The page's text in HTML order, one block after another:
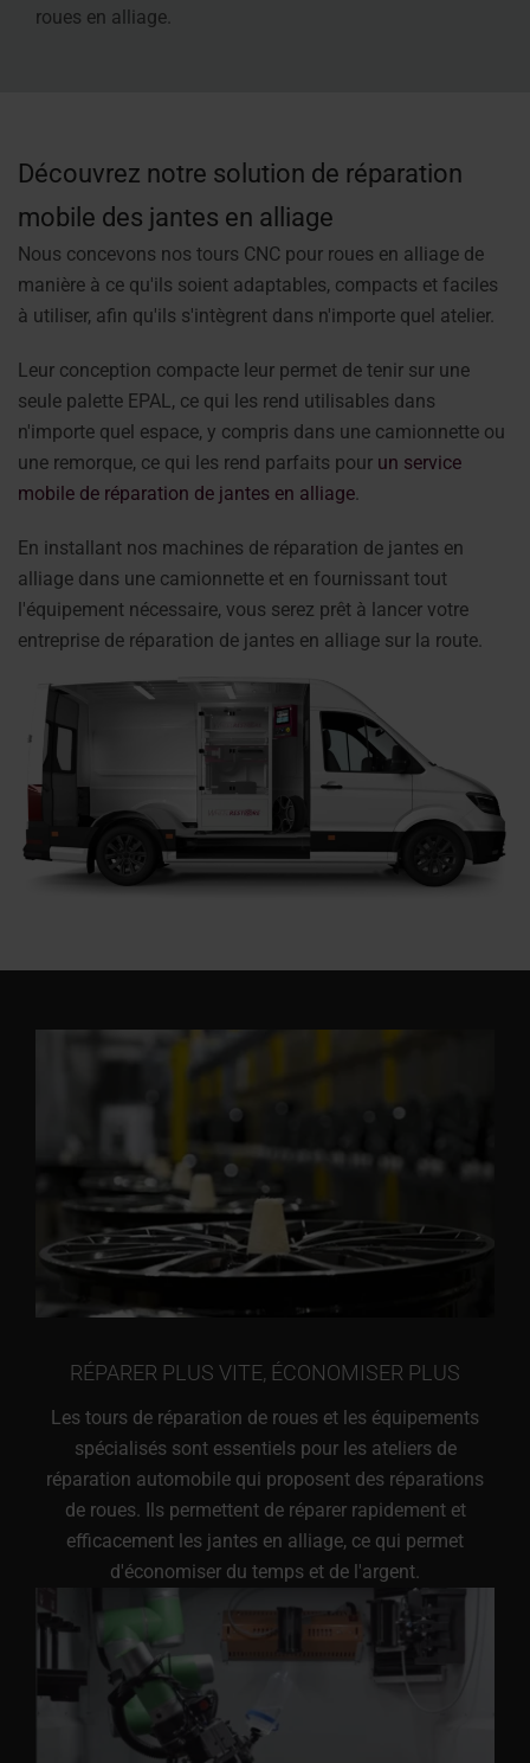
roues en alliage.
Découvrez notre solution de réparation
mobile des jantes en alliage
Nous concevons nos tours CNC pour roues en alliage de
manière à ce qu'ils soient adaptables, compacts et faciles
à utiliser, afin qu'ils s'intègrent dans n'importe quel atelier.
Leur conception compacte leur permet de tenir sur une
seule palette EPAL, ce qui les rend utilisables dans
n'importe quel espace, y compris dans une camionnette ou
une remorque, ce qui les rend parfaits pour un service
mobile de réparation de jantes en alliage.
En installant nos machines de réparation de jantes en
alliage dans une camionnette et en fournissant tout
l'équipement nécessaire, vous serez prêt à lancer votre
entreprise de réparation de jantes en alliage sur la route.
RÉPARER PLUS VITE, ÉCONOMISER PLUS
Les tours de réparation de roues et les équipements
spécialisés sont essentiels pour les ateliers de
réparation automobile qui proposent des réparations
de roues. Ils permettent de réparer rapidement et
efficacement les jantes en alliage, ce qui permet
d'économiser du temps et de l'argent.